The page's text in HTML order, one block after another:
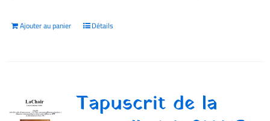
Ajouter au panier Détails
Tapuscrit de la